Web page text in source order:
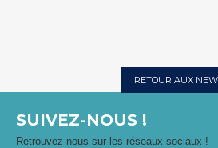
RETOUR AUX
SUIVEZ-NOUS !
Retrouvez-nous sur les réseaux sociaux !